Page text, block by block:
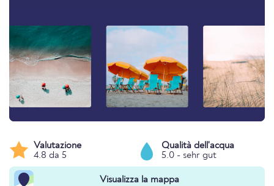
Valutazione
4.8 da 5
Qualità dell'acqua
5.0 - sehr gut
Visualizza la mappa